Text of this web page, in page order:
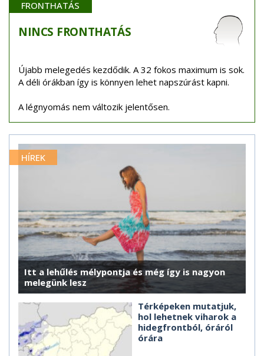
FRONTHATÁS
NINCS FRONTHATÁS
Újabb melegedés kezdődik. A 32 fokos maximum is sok.
A déli órákban így is könnyen lehet napszúrást kapni.
A légnyomás nem változik jelentősen.
HÍREK
Itt a lehűlés mélypontja és még így is nagyon
melegünk lesz
Térképeken mutatjuk,
hol lehetnek viharok a
hidegfrontból, óráról
órára